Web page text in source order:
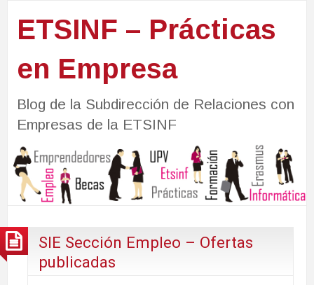
ETSINF – Prácticas
en Empresa
Blog de la Subdirección de Relaciones con
Empresas de la ETSINF
SIE Sección Empleo – Ofertas
publicadas